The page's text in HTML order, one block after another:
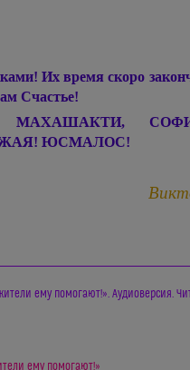
Их время скоро
Счастье!
ЮСМАЛОС!
ему помогают!». Аудиоверсия.
ему помогают!»